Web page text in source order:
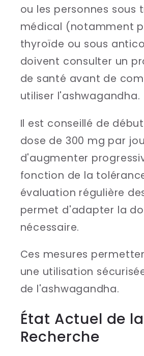
ou les personnes sous
médical (notamment
thyroïde ou sous
doivent consulter un
de santé avant de
utiliser l'ashwagandha.
Il est conseillé de
dose de 300 mg par
d'augmenter
fonction de la
évaluation régulière
permet d'adapter la
nécessaire.
Ces mesures
une utilisation
de l'ashwagandha.
État Actuel de la
Recherche